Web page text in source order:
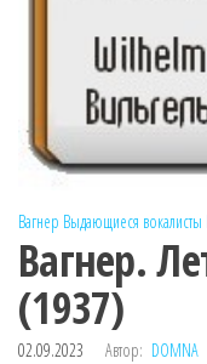
Вагнер Выдающиеся вокалисты
Вагнер.
(1937)
02.09.2023 Автор: DOMNA